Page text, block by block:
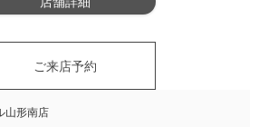
ご来店予約
山形南店